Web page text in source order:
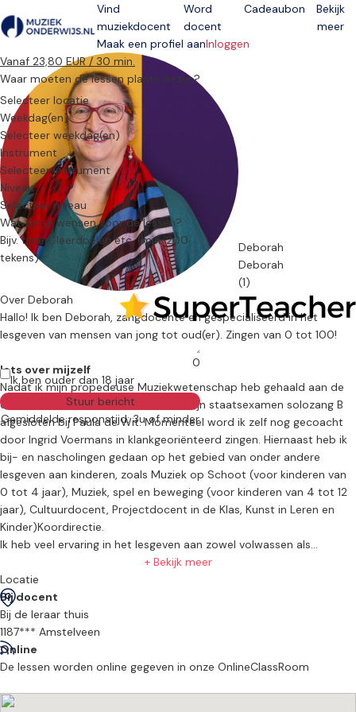
Open menu
Vind
muziekdocent
Word
docent
Cadeaubon
Bekijk
meer
Maak een profiel aanInloggen
Deborah
Deborah
(1)
Vanaf 23,80 EUR / 30 min.
Waar moeten de lessen plaatsvinden?
Selecteer locatie
Weekdag(en)
Selecteer weekdag(en)
Instrument
Selecteer instrument
Niveau
Selecteer niveau
Wat zijn je wensen voor de lessen?
0
Ik ben ouder dan 18 jaar
Stuur bericht
Gemiddelde responstijd: 3u of minder
Over Deborah
Hallo! Ik ben Deborah, zangdocente en gespecialiseerd in het
lesgeven van mensen van jong tot oud(er). Zingen van 0 tot 100!
Iets over mijzelf
Nadat ik mijn propedeuse Muziekwetenschap heb gehaald aan de
Universiteit van Amsterdam, heb ik mijn staatsexamen solozang B
afgesloten bij Paula de Wit. Momenteel word ik zelf nog gecoacht
door Ingrid Voermans in klankgeoriënteerd zingen. Hiernaast heb ik
bij- en nascholingen gedaan op het gebied van onder andere
lesgeven aan kinderen, zoals Muziek op Schoot (voor kinderen van
0 tot 4 jaar), Muziek, spel en beweging (voor kinderen van 4 tot 12
jaar), Cultuurdocent, Projectdocent in de Klas, Kunst in Leren en
Kinder)Koordirectie.
Ik heb veel ervaring in het lesgeven aan zowel volwassen als
kinderen, als individuele les en als groepslessen en koren. Hoewel ik
klassiek opgeleid ben, wordt er in de les heus niet alleen aandacht
bestaat aan klassieke muziek. We gaan samen opzoek naar de
muzieksoort die bij jouw smaak en stem past.
Mijn motto:
+ Bekijk meer
Locatie
Bij docent
Bij de leraar thuis
1187*** Amstelveen
Online
De lessen worden online gegeven in onze OnlineClassRoom